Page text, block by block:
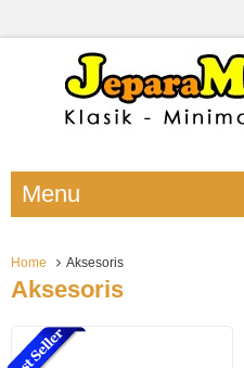
Menu
Home Aksesoris
Aksesoris